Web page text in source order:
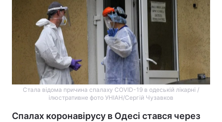
Стала відома причина спалаху COVID-19 в одеській лікарні /
ілюстративне фото УНІАН/Сергій Чузавков
Спалах коронавірусу в Одесі стався через